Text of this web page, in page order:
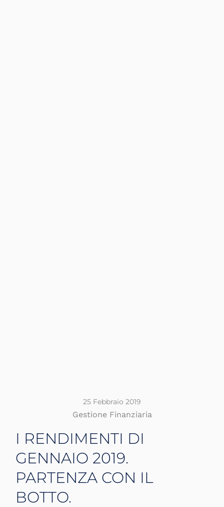
25 Febbraio 2019
Gestione Finanziaria
I RENDIMENTI DI
GENNAIO 2019.
PARTENZA CON IL
BOTTO.